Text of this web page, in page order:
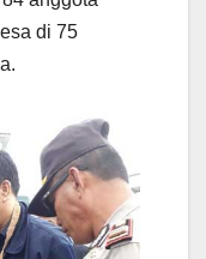
di 75